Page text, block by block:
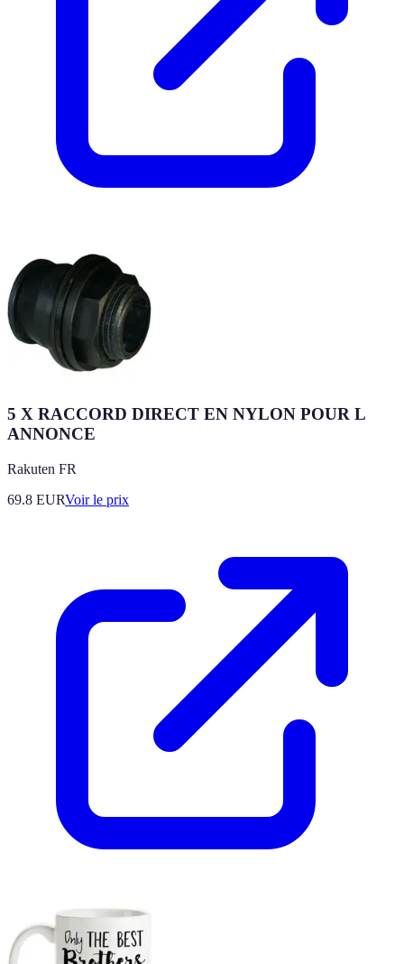
5 X RACCORD DIRECT EN NYLON POUR L
ANNONCE
Rakuten FR
69.8 EURVoir le prix